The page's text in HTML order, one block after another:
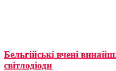
Бельгійські вчені
світлодіоди